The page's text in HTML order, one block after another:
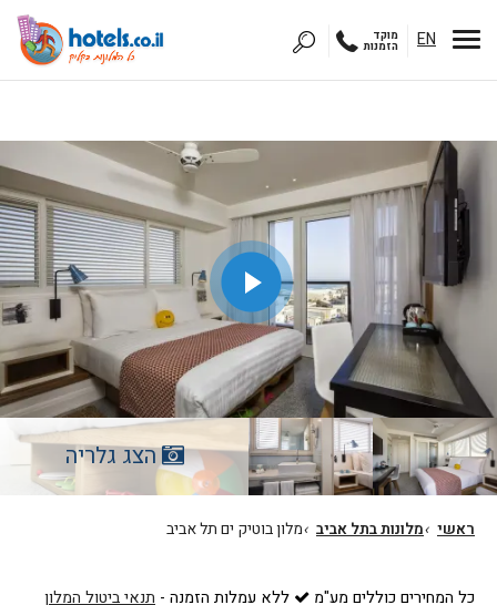
EN מוקד
הזמנות
הצג גלריה
ראשי ›מלונות בתל אביב ›מלון בוטיק ים תל אביב
כל המחירים כוללים מע"מ ללא עמלות הזמנה - תנאי ביטול המלון